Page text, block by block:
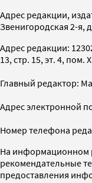
Адрес редакции,
Звенигородская 2-я,
Адрес редакции:
13, стр. 15, эт. 4, пом.
Главный редактор:
Адрес электронной
Номер телефона
На информационном
рекомендательные
предоставления